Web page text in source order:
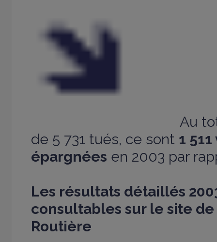
Au
de 5 731 tués, ce sont 1
épargnées en 2003 par
Les résultats détaillés
consultables sur le site
Routière